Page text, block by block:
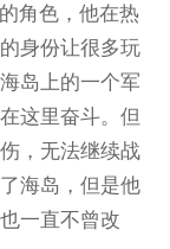
角色，他在热
身份让很多玩
岛上的一个军
这里奋斗。但
，无法继续战
海岛，但是他
一直不曾改